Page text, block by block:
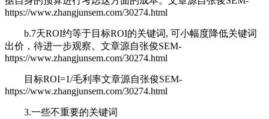
https://www.zhangjunsem.com/30274.html
b.7天ROI约等于目标ROI的关键词, 可小幅度降低关键词
出价，待进一步观察。 文章源自张俊SEM-
https://www.zhangjunsem.com/30274.html
目标ROI=1/毛利率文章源自张俊SEM-
https://www.zhangjunsem.com/30274.html
3.一些不重要的关键词